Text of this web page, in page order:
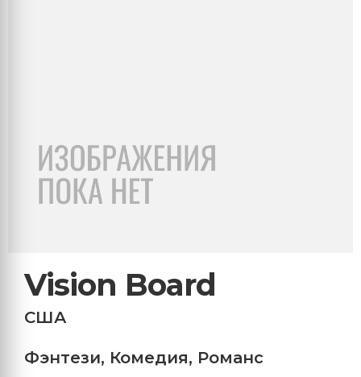
Vision Board
США
Фэнтези, Комедия, Романс